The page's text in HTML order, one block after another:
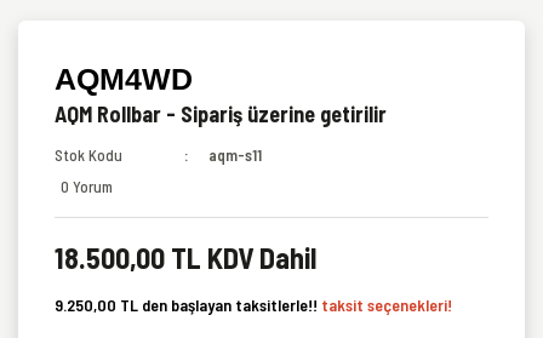
AQM4WD
AQM Rollbar - Sipariş üzerine getirilir
Stok Kodu
aqm-s11
0 Yorum
18.500,00 TL KDV Dahil
9.250,00 TL den başlayan taksitlerle!! taksit seçenekleri!